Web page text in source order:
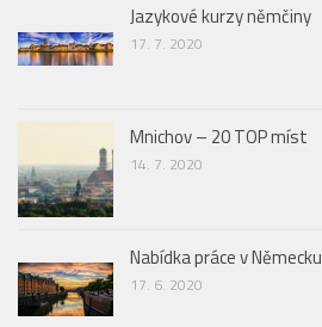
Jazykové kurzy němčiny
17. 7. 2020
Mnichov – 20 TOP míst
14. 7. 2020
Nabídka práce v Německu
17. 6. 2020